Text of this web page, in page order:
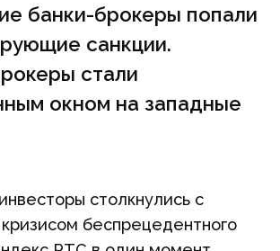
банки-брокеры попали
санкции.
стали
окном на западные
столкнулись с
беспрецедентного